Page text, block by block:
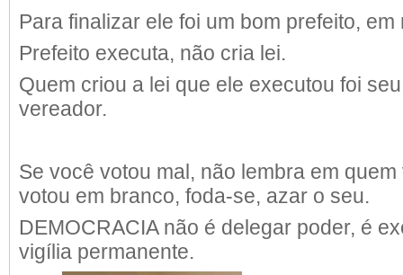
Para finalizar ele foi um bom prefeito, em
Prefeito executa, não cria lei.
Quem criou a lei que ele executou foi
vereador.
Se você votou mal, não lembra em
votou em branco, foda-se, azar o seu.
DEMOCRACIA não é delegar poder, é
vigília permanente.